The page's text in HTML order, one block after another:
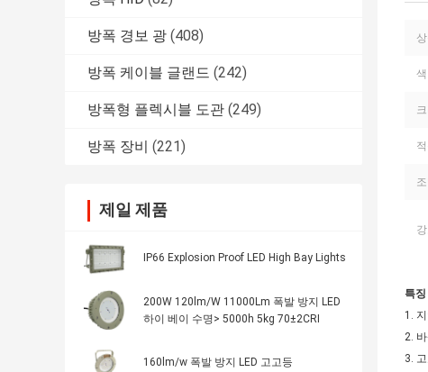
방폭 경보 광 (408)
방폭 케이블 글랜드 (242)
방폭형 플렉시블 도관 (249)
방폭 장비 (221)
제일 제품
IP66 Explosion Proof LED High Bay Lights
200W 120lm/W 11000Lm 폭발 방지 LED
하이 베이 수명> 5000h 5kg 70±2CRI
160lm/w 폭발 방지 LED 고고등
특징
1.
2.
3.